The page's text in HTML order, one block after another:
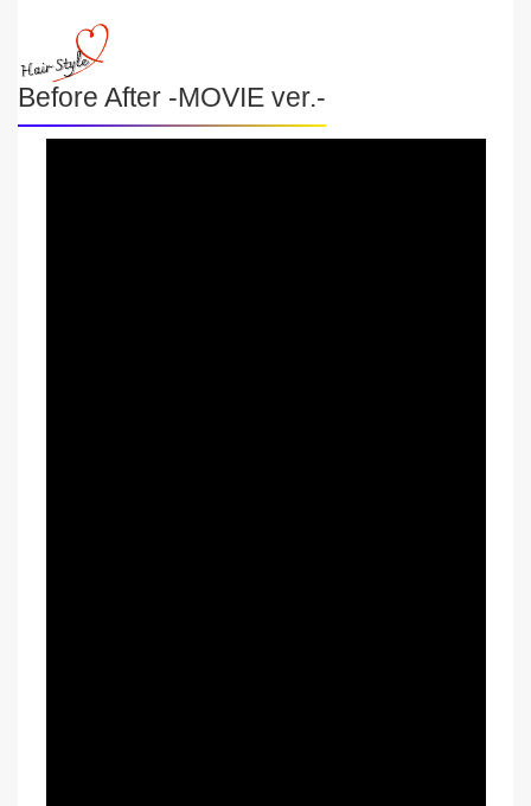
Before After -MOVIE ver.-